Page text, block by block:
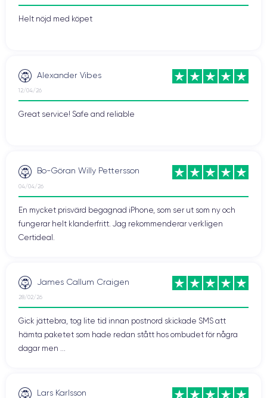
Helt nöjd med köpet
Alexander Vibes
12/04/26
Great service! Safe and reliable
Bo-Göran Willy Pettersson
04/04/26
En mycket prisvärd begagnad iPhone, som ser ut som ny och
fungerar helt klanderfritt. Jag rekommenderar verkligen
Certideal.
James Callum Craigen
28/02/26
Gick jättebra, tog lite tid innan postnord skickade SMS att
hämta paketet som hade redan stått hos ombudet för några
dagar men ...
Lars Karlsson